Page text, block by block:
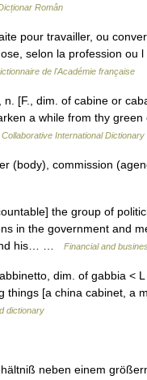
Român
pour travailler, ou
selon la profession ou
de l'Académie française
[F., dim. of cabine or
a while from thy
Collaborative International Dictionary
(body), commission
the group of
in the government and
his… …
Financial and
dim. of gabbia <
[a china cabinet, a
dictionary
neben einem